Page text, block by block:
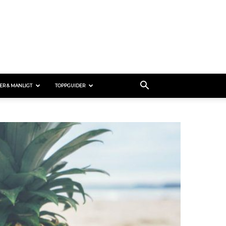
& MANLIGT TOPPGUIDER